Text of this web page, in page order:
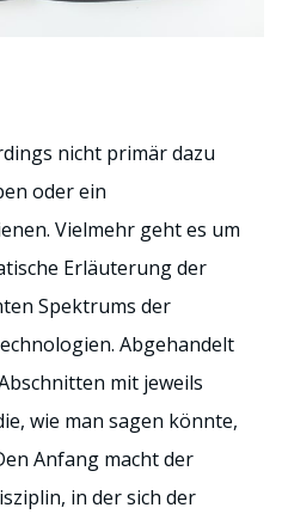
nicht primär dazu
oder ein
Vielmehr geht es um
Erläuterung der
Spektrums der
Abgehandelt
mit jeweils
wie man sagen könnte,
Anfang macht der
in der sich der